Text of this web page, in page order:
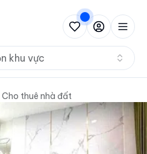
khu vực
Cho thuê nhà đất